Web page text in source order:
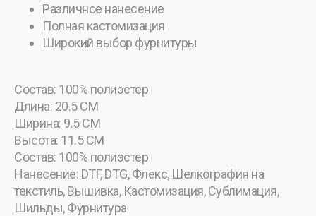
Различное нанесение
Полная кастомизация
Широкий выбор фурнитуры
Состав: 100% полиэстер
Длина: 20.5 CM
Ширина: 9.5 CM
Высота: 11.5 CM
Состав: 100% полиэстер
Нанесение: DTF, DTG, Флекс, Шелкография на
текстиль, Вышивка, Кастомизация, Сублимация,
Шильды, Фурнитура